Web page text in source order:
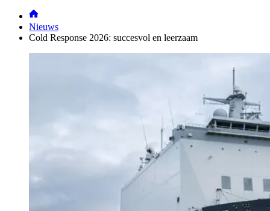
Nieuws
Cold Response 2026: succesvol en leerzaam